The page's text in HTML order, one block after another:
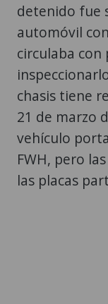
detenido fue
automóvil
circulaba con
chasis tiene
21 de marzo
vehículo
FWH, pero
las placas